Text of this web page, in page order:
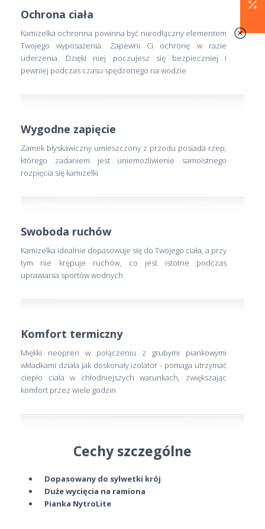
Ochrona ciała
Kamizelka ochronna powinna być nieodłączny elementem
Twojego wyposażenia. Zapewni Ci ochronę w razie
uderzenia. Dzięki niej poczujesz się bezpieczniej i
pewniej podczas czasu spędzonego na wodzie
Wygodne zapięcie
Zamek błyskawiczny umieszczony z przodu posiada rzep,
którego zadaniem jest uniemożliwienie samoistnego
rozpięcia się kamizelki
Swoboda ruchów
Kamizelka idealnie dopasowuje się do Twojego ciała, a przy
tym nie krępuje ruchów, co jest istotne podczas
uprawiania sportów wodnych
Komfort termiczny
Miękki neopren w połączeniu z grubymi piankowymi
wkładkami działa jak doskonały izolator - pomaga utrzymać
ciepło ciała w chłodniejszych warunkach, zwiększając
komfort przez wiele godzin
Cechy szczególne
Dopasowany do sylwetki krój
Duże wycięcia na ramiona
Pianka NytroLite